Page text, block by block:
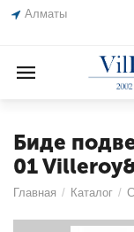
Алматы
Биде
01
Главная / Каталог /